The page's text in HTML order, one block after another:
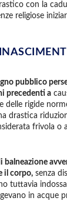
con la
religiose
pubblico
precedenti a
delle rigide
drastica
frivola o
balneazione
il corpo, senza
tuttavia
in acque